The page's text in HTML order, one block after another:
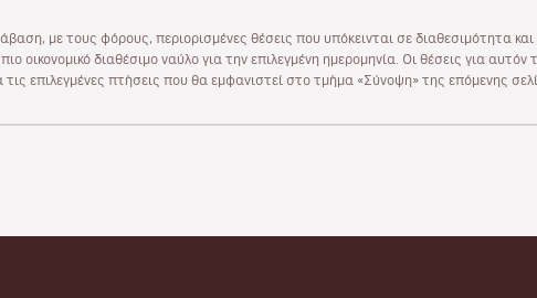
με τους φόρους, περιορισμένες θέσεις που υπόκεινται σε διαθεσιμότητα
οικονομικό διαθέσιμο ναύλο για την επιλεγμένη ημερομηνία. Οι θέσεις για
τις επιλεγμένες πτήσεις που θα εμφανιστεί στο τμήμα «Σύνοψη» της επόμενης